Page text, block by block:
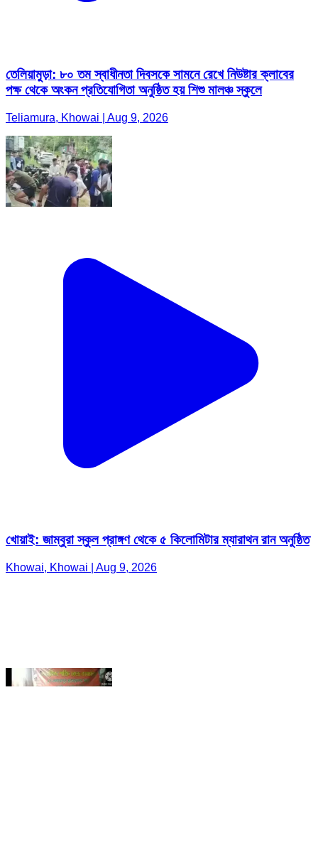
খোয়াই: জাম্বুরা স্কুল প্রাঙ্গণ থেকে ৫ কিলোমিটার ম্যারাথন রান অনুষ্ঠিত